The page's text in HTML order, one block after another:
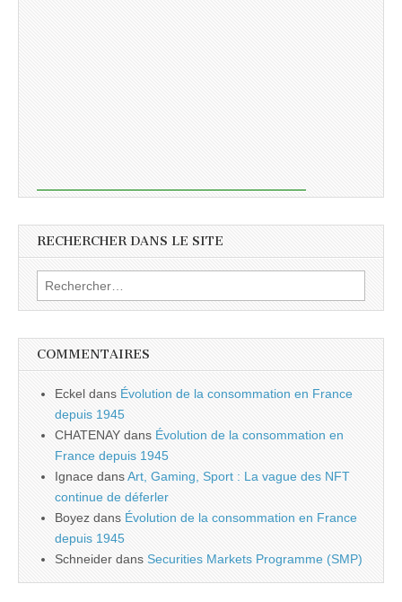
RECHERCHER DANS LE SITE
Rechercher :
COMMENTAIRES
Eckel dans Évolution de la consommation en France
depuis 1945
CHATENAY dans Évolution de la consommation en
France depuis 1945
Ignace dansArt, Gaming, Sport : La vague des NFT
continue de déferler
Boyez dans Évolution de la consommation en France
depuis 1945
Schneider dans Securities Markets Programme (SMP)